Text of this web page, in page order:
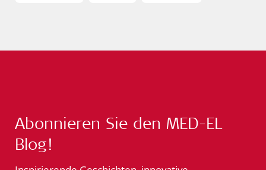
Abonnieren Sie den MED-EL
Blog!